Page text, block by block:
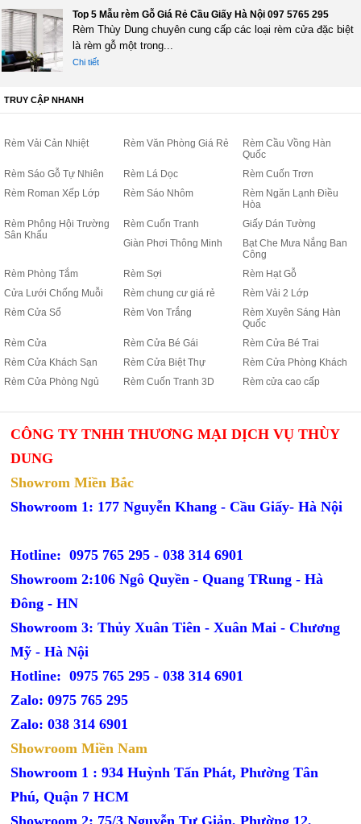
Top 5 Mẫu rèm Gỗ Giá Rẻ Cầu Giấy Hà Nội 097 5765 295
Rèm Thùy Dung chuyên cung cấp các loại rèm cửa đặc biệt
là rèm gỗ một trong...
Chi tiết
TRUY CẬP NHANH
Rèm Vải Cản Nhiệt Rèm Văn Phòng Giá Rẻ
Rèm Cầu Vồng Hàn
Quốc
Rèm Sáo Gỗ Tự Nhiên
Rèm Lá Dọc
Rèm Cuốn Trơn
Rèm Roman Xếp Lớp
Rèm Sáo Nhôm
Rèm Ngăn Lạnh Điều
Hòa
Rèm Phông Hội Trường
Sân Khấu
Rèm Cuốn Tranh
Giấy Dán Tường
Giàn Phơi Thông Minh
Bạt Che Mưa Nắng Ban
Công
Rèm Phòng Tắm
Rèm Sợi
Rèm Hạt Gỗ
Cửa Lưới Chống Muỗi
Rèm chung cư giá rẻ
Rèm Vải 2 Lớp
Rèm Cửa Sổ
Rèm Von Trắng
Rèm Xuyên Sáng Hàn
Quốc
Rèm Cửa
Rèm Cửa Bé Gái
Rèm Cửa Bé Trai
Rèm Cửa Khách Sạn
Rèm Cửa Biệt Thự
Rèm Cửa Phòng Khách
Rèm Cửa Phòng Ngủ
Rèm Cuốn Tranh 3D Rèm cửa cao cấp
CÔNG TY TNHH THƯƠNG MẠI DỊCH VỤ THÙY
DUNG
Showrom Miền Bắc
Showroom 1: 177 Nguyễn Khang - Cầu Giấy- Hà Nội
Hotline: 0975 765 295 -038 314 6901
Showroom 2:106 Ngô Quyền - Quang TRung - Hà
Đông - HN
Showroom 3: Thủy Xuân Tiên - Xuân Mai - Chương
Mỹ - Hà Nội
Hotline: 0975 765 295 -038 314 6901
Zalo: 0975 765 295
Zalo: 038 314 6901
Showroom Miền Nam
Showroom 1 : 934 Huỳnh Tấn Phát, Phường Tân
Phú, Quận 7 HCM